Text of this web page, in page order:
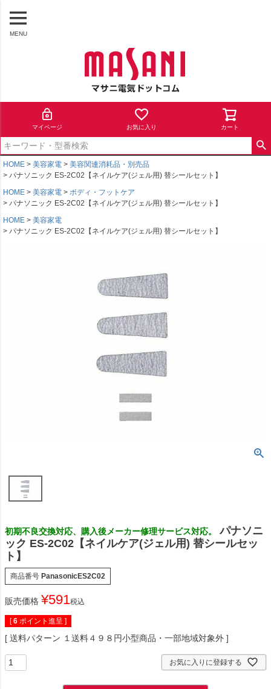
MENU
マイページ お気に入り カート
HOME 美容家電
美容関連消耗品・別売品
パナソニック ES-2C02【ネイルケア(ジェル用) 替シールセット】
HOME
美容家電
ボディ・フットケア
パナソニック ES-2C02【ネイルケア(ジェル用) 替シールセット】
HOME
美容家電
パナソニック ES-2C02【ネイルケア(ジェル用) 替シールセット】
初期不良交換対応、購入後メーカー修理サービス対応。
パナソニ
ック ES-2C02【ネイルケア(ジェル用) 替シールセッ
ト】
商品番号 PanasonicES2C02
販売価格 ¥591税込
[ 6 ポイント進呈 ]
送料パターン １送料４９８円小型商品・一部地域対象外
お気に入りに登録する